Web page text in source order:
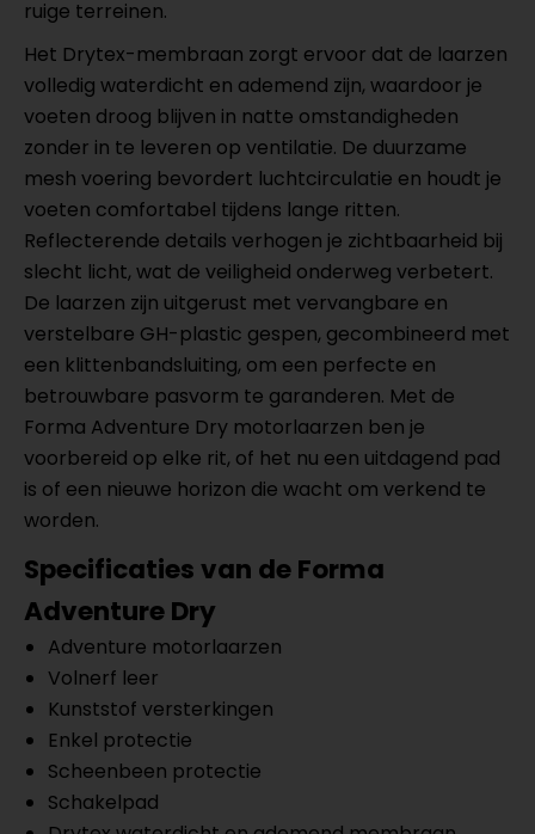
ruige terreinen.
Het Drytex-membraan zorgt ervoor dat de laarzen
volledig waterdicht en ademend zijn, waardoor je
voeten droog blijven in natte omstandigheden
zonder in te leveren op ventilatie. De duurzame
mesh voering bevordert luchtcirculatie en houdt je
voeten comfortabel tijdens lange ritten.
Reflecterende details verhogen je zichtbaarheid bij
slecht licht, wat de veiligheid onderweg verbetert.
De laarzen zijn uitgerust met vervangbare en
verstelbare GH-plastic gespen, gecombineerd met
een klittenbandsluiting, om een perfecte en
betrouwbare pasvorm te garanderen. Met de
Forma Adventure Dry motorlaarzen ben je
voorbereid op elke rit, of het nu een uitdagend pad
is of een nieuwe horizon die wacht om verkend te
worden.
Specificaties van de Forma
Adventure Dry
Adventure motorlaarzen
Volnerf leer
Kunststof versterkingen
Enkel protectie
Scheenbeen protectie
Schakelpad